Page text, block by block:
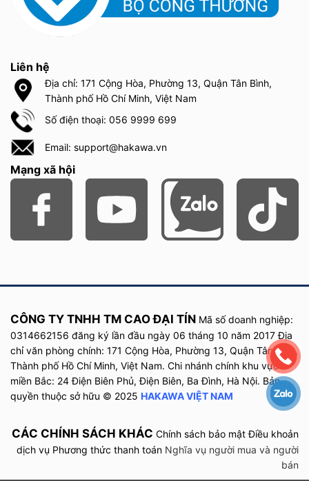
Liên hệ
Địa chỉ: 171 Cộng Hòa, Phường 13, Quận Tân Bình,
Thành phố Hồ Chí Minh, Việt Nam
Số điện thoại: 056 9999 699
Email: support@hakawa.vn
Mạng xã hội
CÔNG TY TNHH TM CAO ĐẠI TÍN Mã số doanh nghiệp:
0314662156 đăng ký lần đầu ngày 06 tháng 10 năm 2017Địa
chỉ văn phòng chính: 171 Cộng Hòa, Phường 13, Quận Tân Bình,
Thành phố Hồ Chí Minh, Việt Nam. Chi nhánh chính khu vực
miền Bắc: 24 Điện Biên Phủ, Điện Biên, Ba Đình, Hà Nội. Bản
quyền thuộc sở hữu © 2025 HAKAWA VIỆT NAM
CÁC CHÍNH SÁCH KHÁC Chính sách bảo mật Điều khoản
dịch vụ Phương thức thanh toán Nghĩa vụ người mua và người
bán